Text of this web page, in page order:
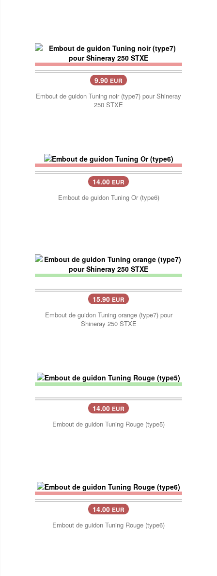
9.90 EUR
Embout de guidon Tuning noir (type7) pour Shineray
250 STXE
14.00 EUR
Embout de guidon Tuning Or (type6)
15.90 EUR
Embout de guidon Tuning orange (type7) pour
Shineray 250 STXE
14.00 EUR
Embout de guidon Tuning Rouge (type5)
14.00 EUR
Embout de guidon Tuning Rouge (type6)